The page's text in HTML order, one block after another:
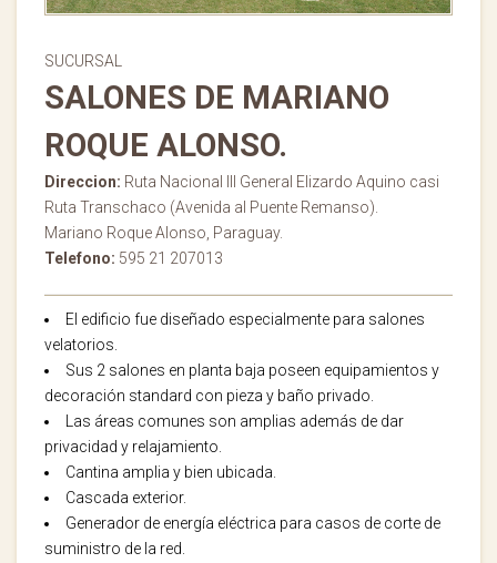
SUCURSAL
SALONES DE MARIANO
ROQUE ALONSO.
Direccion: Ruta Nacional III General Elizardo Aquino casi
Ruta Transchaco (Avenida al Puente Remanso).
Mariano Roque Alonso, Paraguay.
Telefono: 595 21 207013
El edificio fue diseñado especialmente para salones
velatorios.
Sus 2 salones en planta baja poseen equipamientos y
decoración standard con pieza y baño privado.
Las áreas comunes son amplias además de dar
privacidad y relajamiento.
Cantina amplia y bien ubicada.
Cascada exterior.
Generador de energía eléctrica para casos de corte de
suministro de la red.